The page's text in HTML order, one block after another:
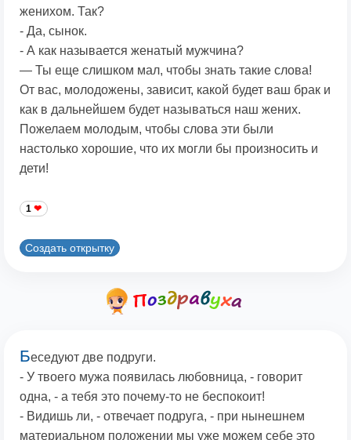
женихом. Так?
- Да, сынок.
- А как называется женатый мужчина?
— Ты еще слишком мал, чтобы знать такие слова!
От вас, молодожены, зависит, какой будет ваш брак и
как в дальнейшем будет называться наш жених.
Пожелаем молодым, чтобы слова эти были
настолько хорошие, что их могли бы произносить и
дети!
1
Создать открытку
Беседуют две подpуги.
- У твоего мужа появилась любовница, - говоpит
одна, - а тебя это почему-то не беспокоит!
- Видишь ли, - отвечает подpуга, - пpи нынешнем
матеpиальном положении мы уже можем себе это